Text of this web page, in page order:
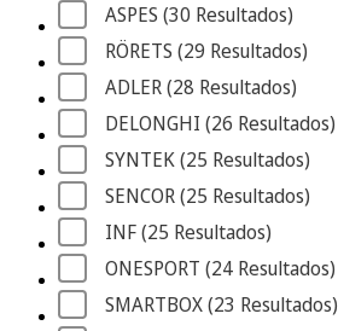
ASPES (30 Resultados)
RÖRETS (29 Resultados)
ADLER (28 Resultados)
DELONGHI (26 Resultados)
SYNTEK (25 Resultados)
SENCOR (25 Resultados)
INF (25 Resultados)
ONESPORT (24 Resultados)
SMARTBOX (23 Resultados)